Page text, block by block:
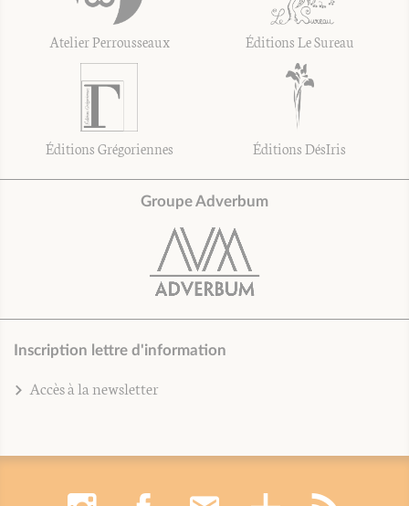
Atelier Perrousseaux Éditions Le Sureau
Éditions Grégoriennes Éditions DésIris
Groupe Adverbum
Inscription lettre d'information
Accès à la newsletter